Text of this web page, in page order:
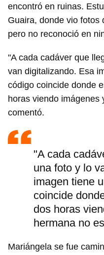
Guardar como favorito
encontró en ruinas.
Guaira, donde vio fotos
pero no reconoció en
"A cada cadáver que
van digitalizando. Esa
código coincide donde
horas viendo imágenes
comentó.
"A cada
una foto y lo
imagen tiene
coincide
dos horas
hermana no
Mariángela se fue